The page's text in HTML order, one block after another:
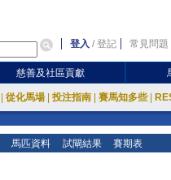
登入 /登記 常見問題
慈善及社區貢獻
從化馬場 投注指南 賽馬知多些
馬匹資料 試閘結果 賽期表